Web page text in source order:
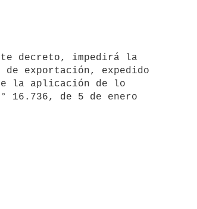
exportación, expedido
la aplicación de lo
16.736, de 5 de enero